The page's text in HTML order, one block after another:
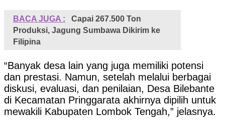
BACA JUGA :
Capai 267.500 Ton
Produksi, Jagung Sumbawa Dikirim ke
Filipina
“Banyak desa lain yang juga memiliki potensi
dan prestasi. Namun, setelah melalui berbagai
diskusi, evaluasi, dan penilaian, Desa Bilebante
di Kecamatan Pringgarata akhirnya dipilih untuk
mewakili Kabupaten Lombok Tengah,” jelasnya.